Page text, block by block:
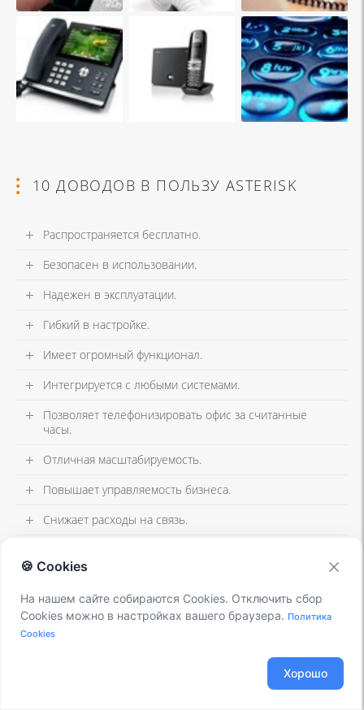
10 ДОВОДОВ В ПОЛЬЗУ ASTERISK
Распространяется бесплатно.
Безопасен в использовании.
Надежен в эксплуатации.
Гибкий в настройке.
Имеет огромный функционал.
Интегрируется с любыми системами.
Позволяет телефонизировать офис за считанные
часы.
Отличная масштабируемость.
Повышает управляемость бизнеса.
Снижает расходы на связь.
только свежие новости и материалы
🍪 Cookies
На нашем сайте собираются Cookies. Отключить сбор
Cookies можно в настройках вашего браузера. Политика
Cookies
Хорошо